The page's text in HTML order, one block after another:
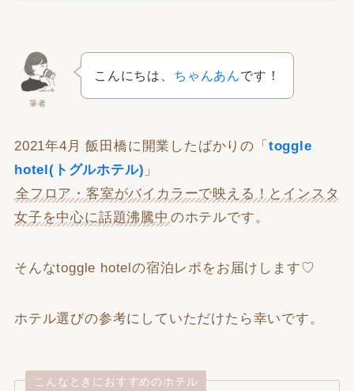
筆者
こんにちは、 ちゃんあんです！
2021年4月 飯田橋に開業したばかりの「 toggle
hotel(トグルホテル) 」
全フロア・客室がバイカラーで映える！とインスタ
女子を中心に話題沸騰中 のホテルです。
そんなtoggle hotelの宿泊レポをお届けします♡
ホテル選びの参考にしていただけたら幸いです。
こんなときにおすすめのホテル